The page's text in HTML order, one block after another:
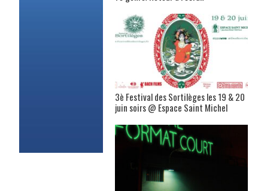
3è Festival des Sortilèges les 19 & 20
juin soirs @ Espace Saint Michel